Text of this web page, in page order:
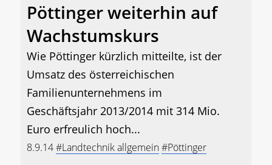
Pöttinger weiterhin auf
Wachstumskurs
Wie Pöttinger kürzlich mitteilte, ist der
Umsatz des österreichischen
Familienunternehmens im
Geschäftsjahr 2013/2014 mit 314 Mio.
Euro erfreulich hoch...
8.9.14#Landtechnik allgemein#Pöttinger